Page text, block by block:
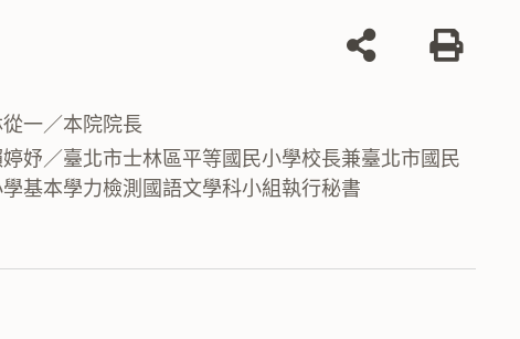
列
一／本院院長
妤／臺北市士林區平等國民小學校長兼臺北市國民
基本學力檢測國語文學科小組執行秘書